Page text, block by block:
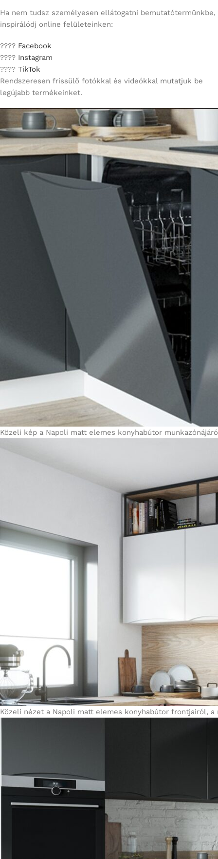
Ha nem tudsz személyesen ellátogatni bemutatótermünkbe,
inspirálódj online felületeinken:
???? Facebook
???? Instagram
???? TikTok
Rendszeresen frissülő fotókkal és videókkal mutatjuk be
legújabb termékeinket.
Közeli kép a Napoli matt elemes konyhabútor
Közeli nézet a Napoli matt elemes konyhabútor frontjairól,